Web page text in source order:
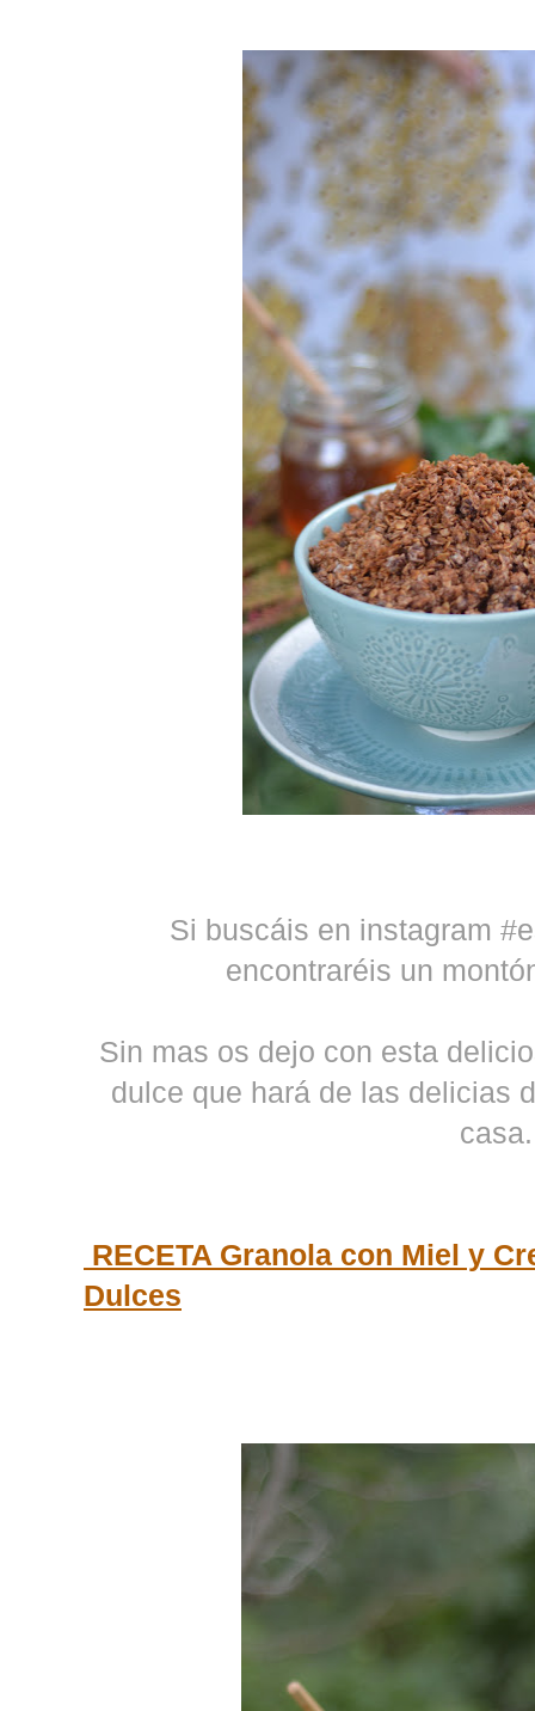
Si buscáis en instagram
encontraréis un
Sin mas os dejo con esta
dulce que hará de las delicias
casa.
RECETA Granola con Miel y
Dulces